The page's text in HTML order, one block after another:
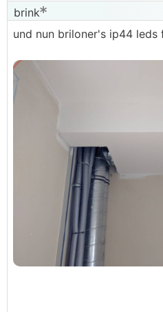
brink
und nun briloner's ip44 leds